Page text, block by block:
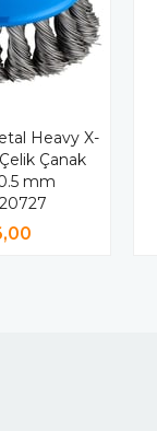
Heavy X-
Çanak
mm